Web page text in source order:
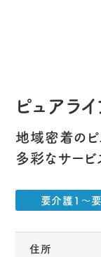
ピュアラ
地域密着のピ
多彩なサービ
要介護1〜
住所